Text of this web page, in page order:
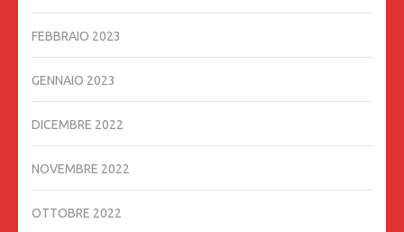
FEBBRAIO 2023
GENNAIO 2023
DICEMBRE 2022
NOVEMBRE 2022
OTTOBRE 2022